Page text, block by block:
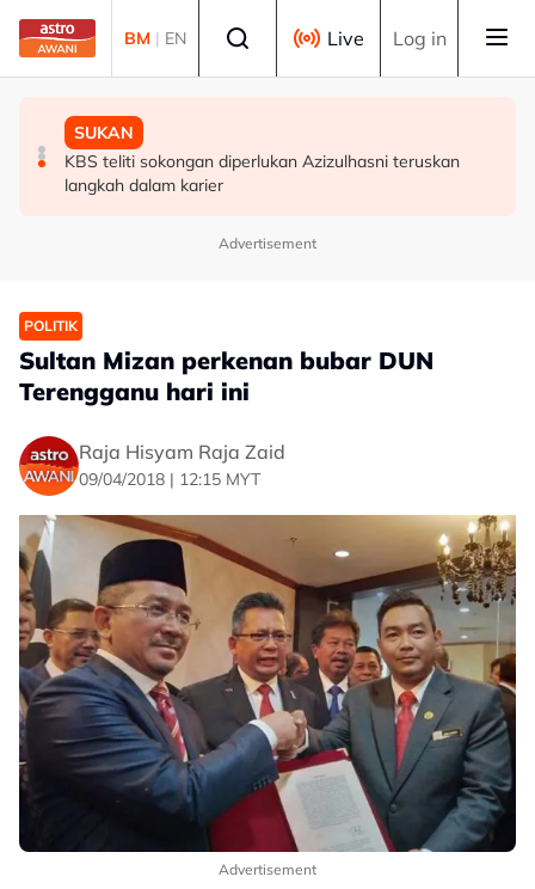
Skip to main content
BM | EN Live Log in
MALAYSIA
Ismail terajui tiga portfolio pentadbiran kerajaan Negeri
Sembilan
MALAYSIA
PM Anwar makan tengah hari, santuni masyarakat di
restoran salai Alor Gajah
SUKAN
KBS teliti sokongan diperlukan Azizulhasni teruskan
langkah dalam karier
Advertisement
POLITIK
Sultan Mizan perkenan bubar DUN
Terengganu hari ini
Raja Hisyam Raja Zaid
09/04/2018 | 12:15 MYT
Advertisement